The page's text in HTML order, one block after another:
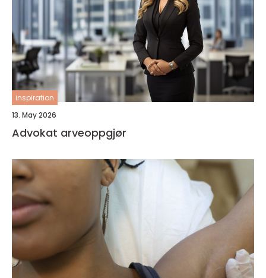
inspiration
13. May 2026
Advokat arveoppgjør